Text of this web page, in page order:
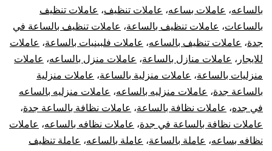
بالساعه، عاملات بساعه، عاملات تنظيف، عاملات تنظيف
بالساعات، عاملات تنظيف بالساعة، عاملات تنظيف بالساعة في
جدة، عاملات تنظيف بالساعه، عاملات فلبينيات بالساعة، عاملات
للايجار ، عاملات منازل بالساعة، عاملات منزل بالساعه، عاملات
منزليات بالساعة، عاملات منزلية بالساعة، عاملات منزلية
بالساعة جدة، عاملات منزليه بالساعه، عاملات منزليه بالساعه
في جده، عاملات نظافة بالساعة، عاملات نظافة بالساعة جدة،
عاملات نظافة بالساعة في جدة، عاملات نظافه بالساعه، عاملات
نظافه بساعه، عاملة بالساعة، عاملة بالساعه، عاملة تنظيف